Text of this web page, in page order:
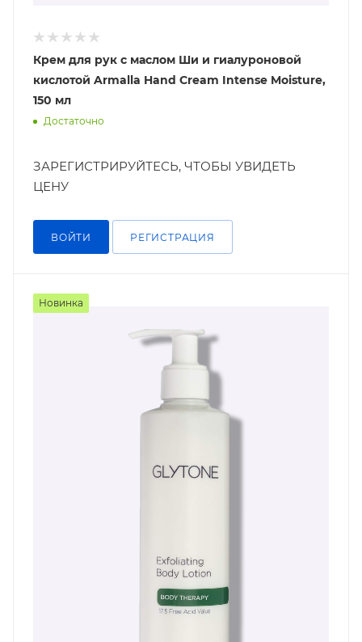
Крем для рук с маслом Ши и гиалуроновой
кислотой Armalla Hand Cream Intense Moisture,
150 мл
Достаточно
ЗАРЕГИСТРИРУЙТЕСЬ, ЧТОБЫ УВИДЕТЬ
ЦЕНУ
ВОЙТИ РЕГИСТРАЦИЯ
Новинка